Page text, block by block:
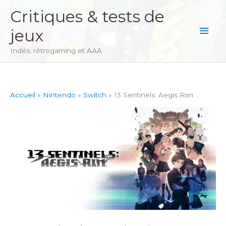
contenu
Critiques & tests de
jeux
Indés, rétrogaming et AAA
Accueil Nintendo Switch 13 Sentinels: Aegis Rim